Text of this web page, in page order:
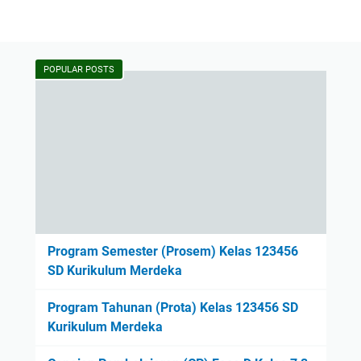
POPULAR POSTS
Program Semester (Prosem) Kelas 123456
SD Kurikulum Merdeka
Program Tahunan (Prota) Kelas 123456 SD
Kurikulum Merdeka